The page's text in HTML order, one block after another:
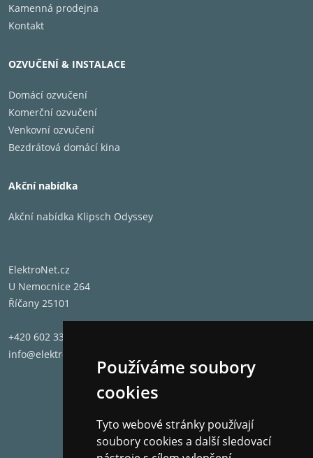
Používáme soubory
cookies
Tyto webové stránky používají
soubory cookies a další sledovací
Kamenná prodejna
Kontakt
OZVUČENÍ & INSTALACE
Domácí ozvučení
Komerční ozvučení
Venkovní ozvučení
Bezdrátová domácí kina
Akční nabídka
Akční nabídka Klipsch Odyssey
ElektroNet.cz
U Nemocnice 264
Říčany 25101
+420 602 331 662
info@elektronet.cz